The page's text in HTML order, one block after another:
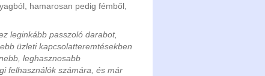
hamarosan pedig fémből,
leginkább passzoló darabot,
üzleti kapcsolatteremtésekben
leghasznosabb
felhasználók számára, és már